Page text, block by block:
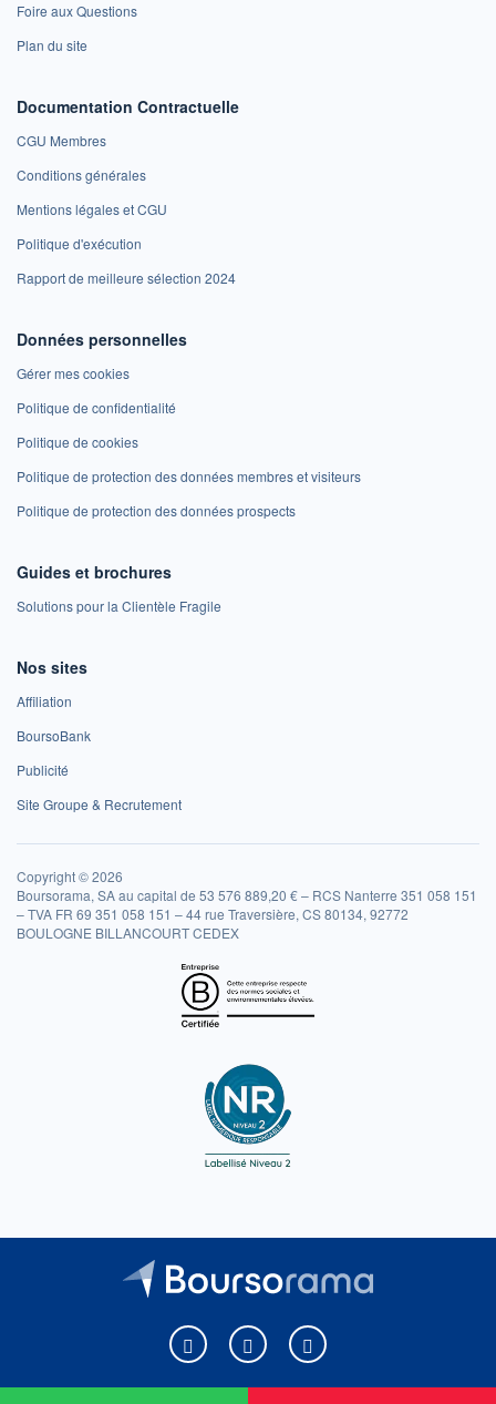
Foire aux Questions
Plan du site
Documentation Contractuelle
CGU Membres
Conditions générales
Mentions légales et CGU
Politique d'exécution
Rapport de meilleure sélection 2024
Données personnelles
Gérer mes cookies
Politique de confidentialité
Politique de cookies
Politique de protection des données membres et visiteurs
Politique de protection des données prospects
Guides et brochures
Solutions pour la Clientèle Fragile
Nos sites
Affiliation
BoursoBank
Publicité
Site Groupe & Recrutement
Copyright © 2026
Boursorama, SA au capital de 53 576 889,20 € – RCS Nanterre 351 058 151
– TVA FR 69 351 058 151 – 44 rue Traversière, CS 80134, 92772
BOULOGNE BILLANCOURT CEDEX
Boursorama sur Facebook
Boursorama sur XBoursorama sur